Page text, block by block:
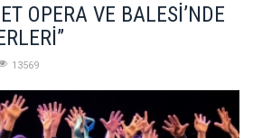
OPERA VE BALESİ’NDE
13569